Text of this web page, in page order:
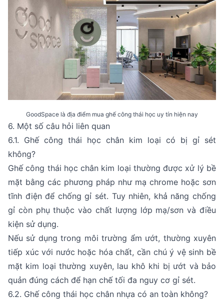
GoodSpace là địa điểm mua ghế công thái học uy tín hiện nay
6. Một số câu hỏi liên quan
6.1. Ghế công thái học chân kim loại có bị gỉ sét
không?
Ghế công thái học chân kim loại thường được xử lý bề
mặt bằng các phương pháp như mạ chrome hoặc sơn
tĩnh điện để chống gỉ sét. Tuy nhiên, khả năng chống
gỉ còn phụ thuộc vào chất lượng lớp mạ/sơn và điều
kiện sử dụng.
Nếu sử dụng trong môi trường ẩm ướt, thường xuyên
tiếp xúc với nước hoặc hóa chất, cần chú ý vệ sinh bề
mặt kim loại thường xuyên, lau khô khi bị ướt và bảo
quản đúng cách để hạn chế tối đa nguy cơ gỉ sét.
6.2. Ghế công thái học chân nhựa có an toàn không?